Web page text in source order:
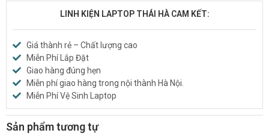
LINH KIỆN LAPTOP THÁI HÀ CAM KẾT:
Giá thành rẻ – Chất lượng cao
Miễn Phí Lắp Đặt
Giao hàng đúng hẹn
Miễn phí giao hàng trong nội thành Hà Nội.
Miễn Phí Vệ Sinh Laptop
Sản phẩm tương tự